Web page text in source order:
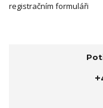
registračním formuláři